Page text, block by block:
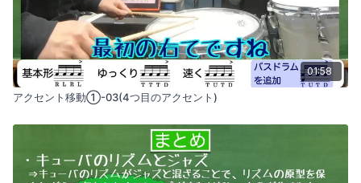
01:58
アクセント移動①-03(4つ目のアクセント)